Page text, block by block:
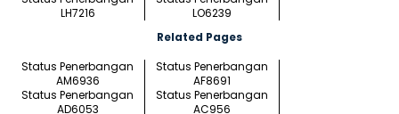
LH7216
LO6239
Related Pages
Status Penerbangan
AM6936
Status Penerbangan
AF8691
Status Penerbangan
AD6053
Status Penerbangan
AC956